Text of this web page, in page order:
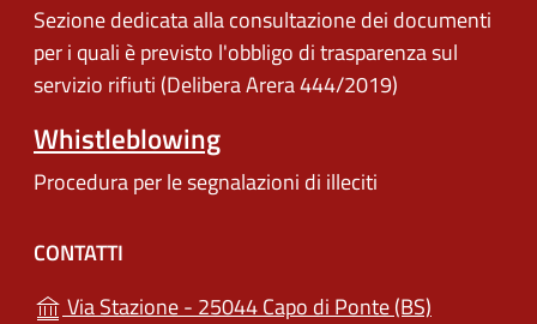
Sezione dedicata alla consultazione dei documenti
per i quali è previsto l'obbligo di trasparenza sul
servizio rifiuti (Delibera Arera 444/2019)
Whistleblowing
Procedura per le segnalazioni di illeciti
CONTATTI
Via Stazione - 25044 Capo di Ponte (BS)